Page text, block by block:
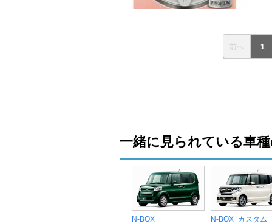
前へ 1
一緒に見られている車
N-BOX+ N-BOX+カスタム